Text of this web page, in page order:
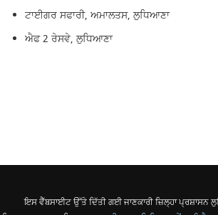
ਟਾਈਗਰ ਸਫਾਰੀ, ਅਮਾਲਤਸ, ਲੁਧਿਆਣਾ
ਐਫ 2 ਰੇਸਵੇ, ਲੁਧਿਆਣਾ
ਇਸ ਵੈੱਬਸਾਈਟ ਉੱਤੇ ਦਿੱਤੀ ਗਈ ਜਾਣਕਾਰੀ ਜ਼ਿਲ੍ਹਾ ਪ੍ਰਸ਼ਾਸਨ